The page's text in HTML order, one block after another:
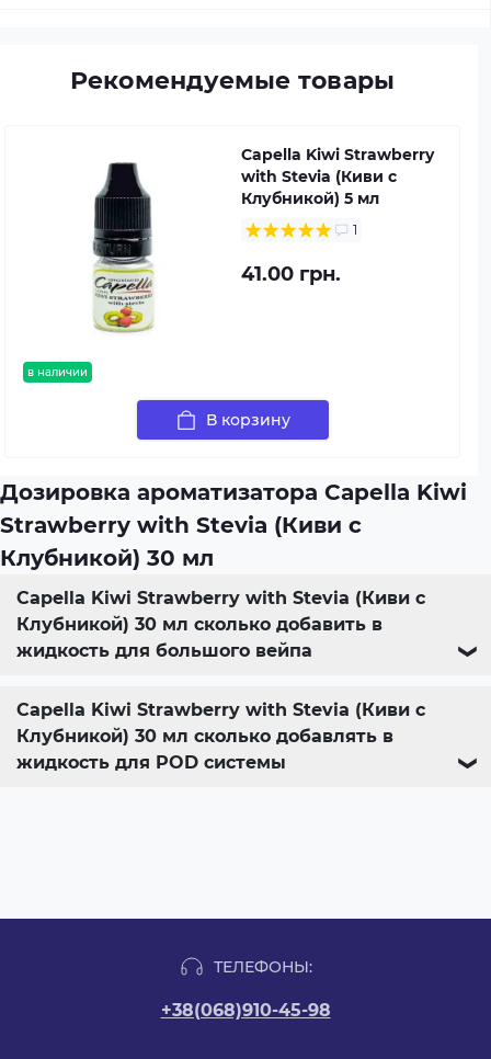
Рекомендуемые товары
в наличии
Capella Kiwi Strawberry
with Stevia (Киви с
Клубникой) 5 мл
1
41.00 грн.
В корзину
Дозировка ароматизатора Capella Kiwi
Strawberry with Stevia (Киви с
Клубникой) 30 мл
Capella Kiwi Strawberry with Stevia (Киви с
Клубникой) 30 мл сколько добавить в
жидкость для большого вейпа
❯
Capella Kiwi Strawberry with Stevia (Киви с
Клубникой) 30 мл сколько добавлять в
жидкость для POD системы
❯
ТЕЛЕФОНЫ:
+38(068)910-45-98